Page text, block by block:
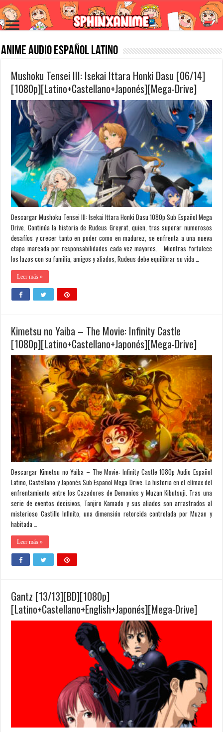
Anime Audio Español Latino
Mushoku Tensei III: Isekai Ittara Honki Dasu [06/14]
[1080p][Latino+Castellano+Japonés][Mega-Drive]
Descargar Mushoku Tensei III: Isekai Ittara Honki Dasu 1080p Sub Español Mega
Drive. Continúa la historia de Rudeus Greyrat, quien, tras superar numerosos
desafíos y crecer tanto en poder como en madurez, se enfrenta a una nueva
etapa marcada por responsabilidades cada vez mayores. Mientras fortalece
los lazos con su familia, amigos y aliados, Rudeus debe equilibrar su vida …
Leer más »
Kimetsu no Yaiba – The Movie: Infinity Castle
[1080p][Latino+Castellano+Japonés][Mega-Drive]
Descargar Kimetsu no Yaiba – The Movie: Infinity Castle 1080p Audio Español
Latino, Castellano y Japonés Sub Español Mega Drive. La historia en el clímax del
enfrentamiento entre los Cazadores de Demonios y Muzan Kibutsuji. Tras una
serie de eventos decisivos, Tanjiro Kamado y sus aliados son arrastrados al
misterioso Castillo Infinito, una dimensión retorcida controlada por Muzan y
habitada …
Leer más »
Gantz [13/13][BD][1080p]
[Latino+Castellano+English+Japonés][Mega-Drive]